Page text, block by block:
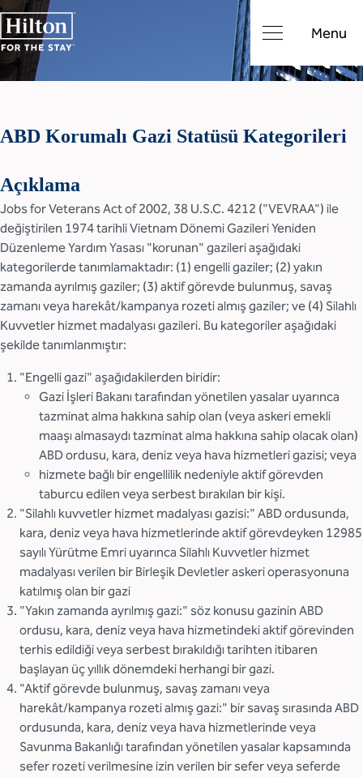
Menu
ABD Korumalı Gazi Statüsü Kategorileri
Açıklama
Jobs for Veterans Act of 2002, 38 U.S.C. 4212 ("VEVRAA") ile
değiştirilen 1974 tarihli Vietnam Dönemi Gazileri Yeniden
Düzenleme Yardım Yasası "korunan" gazileri aşağıdaki
kategorilerde tanımlamaktadır: (1) engelli gaziler; (2) yakın
zamanda ayrılmış gaziler; (3) aktif görevde bulunmuş, savaş
zamanı veya harekât/kampanya rozeti almış gaziler; ve (4) Silahlı
Kuvvetler hizmet madalyası gazileri. Bu kategoriler aşağıdaki
şekilde tanımlanmıştır:
"Engelli gazi" aşağıdakilerden biridir:
Gazi İşleri Bakanı tarafından yönetilen yasalar uyarınca
tazminat alma hakkına sahip olan (veya askeri emekli
maaşı almasaydı tazminat alma hakkına sahip olacak olan)
ABD ordusu, kara, deniz veya hava hizmetleri gazisi; veya
hizmete bağlı bir engellilik nedeniyle aktif görevden
taburcu edilen veya serbest bırakılan bir kişi.
"Silahlı kuvvetler hizmet madalyası gazisi:" ABD ordusunda,
kara, deniz veya hava hizmetlerinde aktif görevdeyken 12985
sayılı Yürütme Emri uyarınca Silahlı Kuvvetler hizmet
madalyası verilen bir Birleşik Devletler askeri operasyonuna
katılmış olan bir gazi
"Yakın zamanda ayrılmış gazi:" söz konusu gazinin ABD
ordusu, kara, deniz veya hava hizmetindeki aktif görevinden
terhis edildiği veya serbest bırakıldığı tarihten itibaren
başlayan üç yıllık dönemdeki herhangi bir gazi.
"Aktif görevde bulunmuş, savaş zamanı veya
harekât/kampanya rozeti almış gazi:" bir savaş sırasında ABD
ordusunda, kara, deniz veya hava hizmetlerinde veya
Savunma Bakanlığı tarafından yönetilen yasalar kapsamında
sefer rozeti verilmesine izin verilen bir sefer veya seferde